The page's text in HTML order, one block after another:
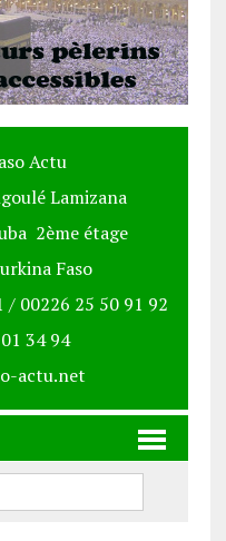
Actu
Lamizana
2ème étage
Faso
/ 00226 25 50 91 92
34 94
actu.net